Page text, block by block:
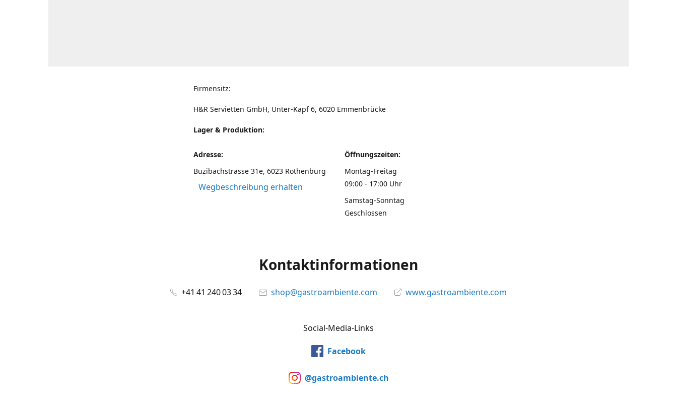
Firmensitz:
H&R Servietten GmbH, Unter-Kapf 6, 6020 Emmenbrücke
Lager & Produktion:
Adresse:
Buzibachstrasse 31e, 6023 Rothenburg
Wegbeschreibung erhalten
Öffnungszeiten:
Montag-Freitag
09:00 - 17:00 Uhr
Samstag-Sonntag
Geschlossen
Kontaktinformationen
+41 41 240 03 34 shop@gastroambiente.com www.gastroambiente.com
Social-Media-Links
Facebook
@gastroambiente.ch